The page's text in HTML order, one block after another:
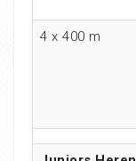
4 x 400 m